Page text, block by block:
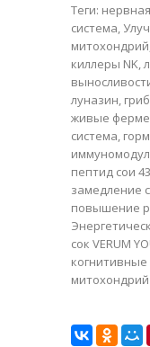
Теги:
система,
митохондрий
киллеры NK,
луназин,
живые
система,
пептид сои
замедление
повышение
сок VERUM
митохондрий